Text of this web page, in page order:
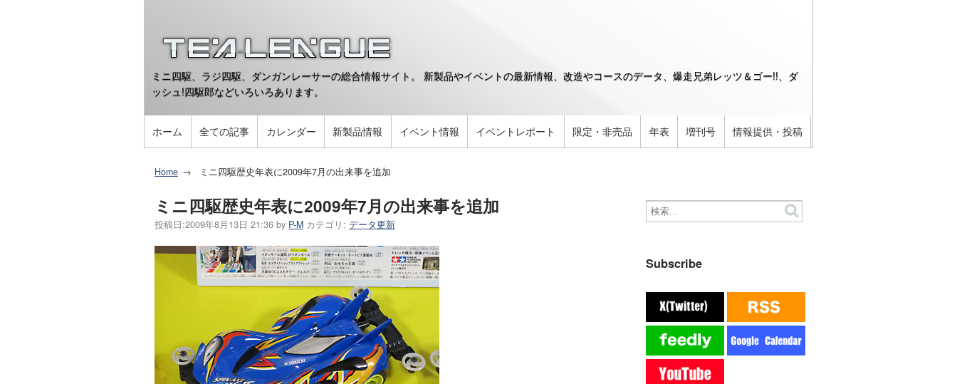
ミニ四駆、ラジ四駆、ダンガンレーサーの総合情報サイト。 新製品やイベントの最新情報、改造やコースのデータ、爆走兄弟レッツ＆ゴー!!、ダ
ッシュ!四駆郎などいろいろあります。
ホーム 全ての記事 カレンダー 新製品情報 イベント情報 イベントレポート 限定・非売品 年表 増刊号 情報提供・投稿
Home ミニ四駆歴史年表に2009年7月の出来事を追加
ミニ四駆歴史年表に2009年7月の出来事を追加
投稿日:2009年8月13日 21:36 by P-M カテゴリ: データ更新
Subscribe